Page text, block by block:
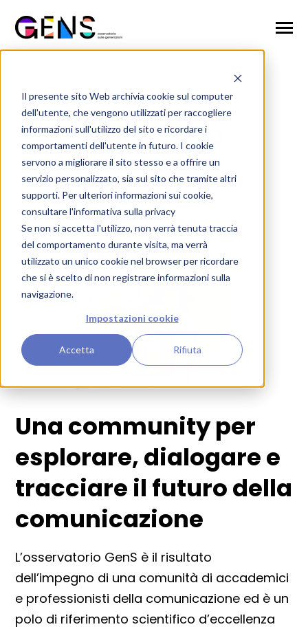
Il presente sito Web archivia cookie sul computer
dell'utente, che vengono utilizzati per raccogliere
informazioni sull'utilizzo del sito e ricordare i
comportamenti dell'utente in futuro. I cookie
servono a migliorare il sito stesso e a offrire un
servizio personalizzato, sia sul sito che tramite altri
supporti. Per ulteriori informazioni sui cookie,
consultare l'informativa sulla privacy
Se non si accetta l'utilizzo, non verrà tenuta traccia
del comportamento durante visita, ma verrà
utilizzato un unico cookie nel browser per ricordare
che si è scelto di non registrare informazioni sulla
navigazione.
Impostazioni cookie
Accetta Rifiuta
CONTENT
Toggle
Chi siamo
Il metodo di ricerca
Studi e Report
News & Eventi
Iscriviti
Iscriviti
Chi siamo
Una community per
esplorare, dialogare e
tracciare il futuro della
comunicazione
L’osservatorio GenS è il risultato
dell’impegno di una comunità di accademici
e professionisti della comunicazione ed è un
polo di riferimento scientifico d’eccellenza